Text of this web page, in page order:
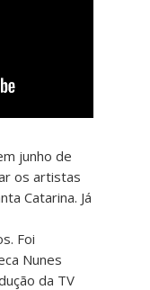
junho de
os artistas
Catarina. Já
Foi
Nunes
da TV